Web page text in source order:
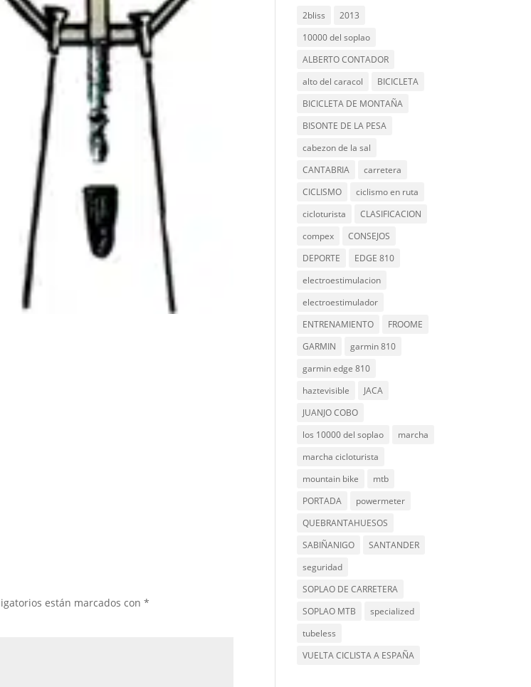
están marcados con*
2bliss
2013
10000 del soplao
ALBERTO CONTADOR
alto del caracol
BICICLETA
BICICLETA DE MONTAÑA
BISONTE DE LA PESA
cabezon de la sal
CANTABRIA
carretera
CICLISMO
ciclismo en ruta
cicloturista
CLASIFICACION
compex
CONSEJOS
DEPORTE
EDGE 810
electroestimulacion
electroestimulador
ENTRENAMIENTO
FROOME
GARMIN
garmin 810
garmin edge 810
haztevisible
JACA
JUANJO COBO
los 10000 del soplao
marcha
marcha cicloturista
mountain bike
mtb
PORTADA
powermeter
QUEBRANTAHUESOS
SABIÑANIGO
SANTANDER
seguridad
SOPLAO DE CARRETERA
SOPLAO MTB
specialized
tubeless
VUELTA CICLISTA A ESPAÑA